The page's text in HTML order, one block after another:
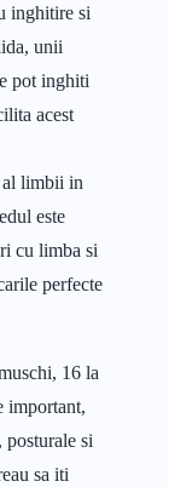
inghitire si
unii
pot inghiti
acest
al limbii in
este
cu limba si
perfecte
16 la
important,
posturale si
sa iti